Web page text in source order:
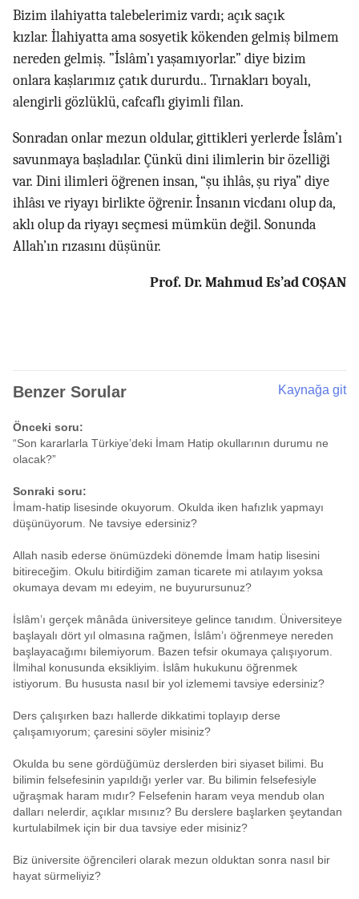
Bizim ilahiyatta talebelerimiz vardı; açık saçık
kızlar. İlahiyatta ama sosyetik kökenden gelmiş bilmem
nereden gelmiş. ”İslâm’ı yaşamıyorlar.” diye bizim
onlara kaşlarımız çatık dururdu.. Tırnakları boyalı,
alengirli gözlüklü, cafcaflı giyimli filan.
Sonradan onlar mezun oldular, gittikleri yerlerde İslâm’ı
savunmaya başladılar. Çünkü dini ilimlerin bir özelliği
var. Dini ilimleri öğrenen insan, “şu ihlâs, şu riya” diye
ihlâsı ve riyayı birlikte öğrenir. İnsanın vicdanı olup da,
aklı olup da riyayı seçmesi mümkün değil. Sonunda
Allah’ın rızasını düşünür.
Prof. Dr. Mahmud Es’ad COŞAN
Benzer Sorular Kaynağa git
Önceki soru:
“Son kararlarla Türkiye’deki İmam Hatip okullarının durumu ne
olacak?”
Sonraki soru:
İmam-hatip lisesinde okuyorum. Okulda iken hafızlık yapmayı
düşünüyorum. Ne tavsiye edersiniz?
Allah nasib ederse önümüzdeki dönemde İmam hatip lisesini
bitireceğim. Okulu bitirdiğim zaman ticarete mi atılayım yoksa
okumaya devam mı edeyim, ne buyurursunuz?
İslâm’ı gerçek mânâda üniversiteye gelince tanıdım. Üniversiteye
başlayalı dört yıl olmasına rağmen, İslâm’ı öğrenmeye nereden
başlayacağımı bilemiyorum. Bazen tefsir okumaya çalışıyorum.
İlmihal konusunda eksikliyim. İslâm hukukunu öğrenmek
istiyorum. Bu hususta nasıl bir yol izlememi tavsiye edersiniz?
Ders çalışırken bazı hallerde dikkatimi toplayıp derse
çalışamıyorum; çaresini söyler misiniz?
Okulda bu sene gördüğümüz derslerden biri siyaset bilimi. Bu
bilimin felsefesinin yapıldığı yerler var. Bu bilimin felsefesiyle
uğraşmak haram mıdır? Felsefenin haram veya mendub olan
dalları nelerdir, açıklar mısınız? Bu derslere başlarken şeytandan
kurtulabilmek için bir dua tavsiye eder misiniz?
Biz üniversite öğrencileri olarak mezun olduktan sonra nasıl bir
hayat sürmeliyiz?